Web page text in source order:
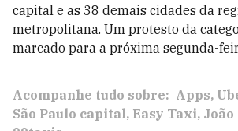
capital e as 38 demais cidades da
metropolitana. Um protesto da
marcado para a próxima segunda-
Acompanhe tudo sobre: Apps
São Paulo capital Easy Taxi